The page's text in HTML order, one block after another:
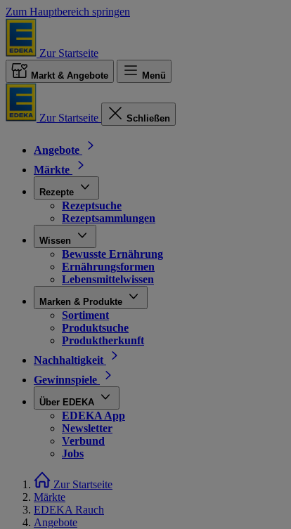
Zum Hauptbereich springen
Zur Startseite
Markt & Angebote Menü
Zur Startseite Schließen
Angebote
Märkte
Rezepte
Rezeptsuche
Rezeptsammlungen
Wissen
Bewusste Ernährung
Ernährungsformen
Lebensmittelwissen
Marken & Produkte
Sortiment
Produktsuche
Produktherkunft
Nachhaltigkeit
Gewinnspiele
Über EDEKA
EDEKA App
Newsletter
Verbund
Jobs
Zur Startseite
Märkte
EDEKA Rauch
Angebote